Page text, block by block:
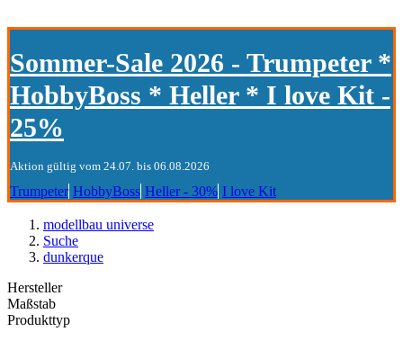
Sommer-Sale 2026 - Trumpeter *
HobbyBoss * Heller * I love Kit -
25%
Aktion gültig vom 24.07. bis 06.08.2026
Trumpeter HobbyBoss Heller - 30% I love Kit
modellbau universe
Suche
dunkerque
Hersteller
Maßstab
Produkttyp